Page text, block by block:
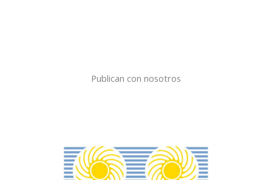
Publican con nosotros